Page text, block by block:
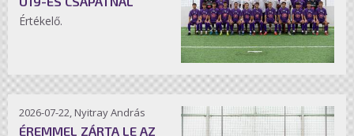
Értékelő.
2026-07-22, Nyitray András
ÉREMMEL ZÁRTA LE AZ